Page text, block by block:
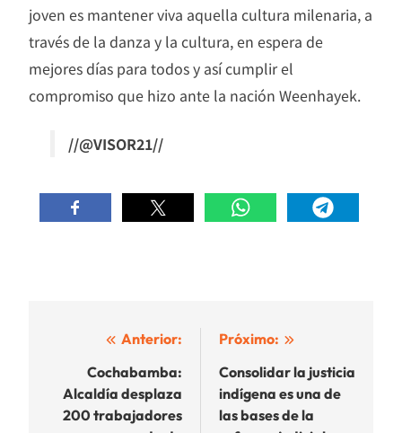
joven es mantener viva aquella cultura milenaria, a
través de la danza y la cultura, en espera de
mejores días para todos y así cumplir el
compromiso que hizo ante la nación Weenhayek.
//@VISOR21//
Navegación
entradas
Anterior:
Cochabamba:
Alcaldía desplaza
200 trabajadores
Próximo:
Consolidar la justicia
indígena es una de
las bases de la